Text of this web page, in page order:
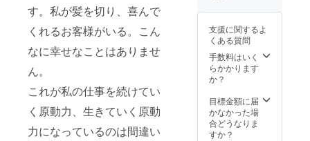
す。私が髪を切り、喜んで
くれるお客様がいる。こん
なに幸せなことはありませ
ん。
これが私の仕事を続けてい
く原動力、生きていく原動
力になっているのは間違い
時間
期限
2021年
５月１
日〜
2022年
０日迄/
お店が
営業す
る限り
ながら
りま
す。 ※1
枚のガ
イド券
で本人
名様ま
で同行
可。計5
名様同
支援に関するよ
くある質問
手数料はいく
らかかります
か？
目標金額に届
かなかった場
合どうなりま
すか？